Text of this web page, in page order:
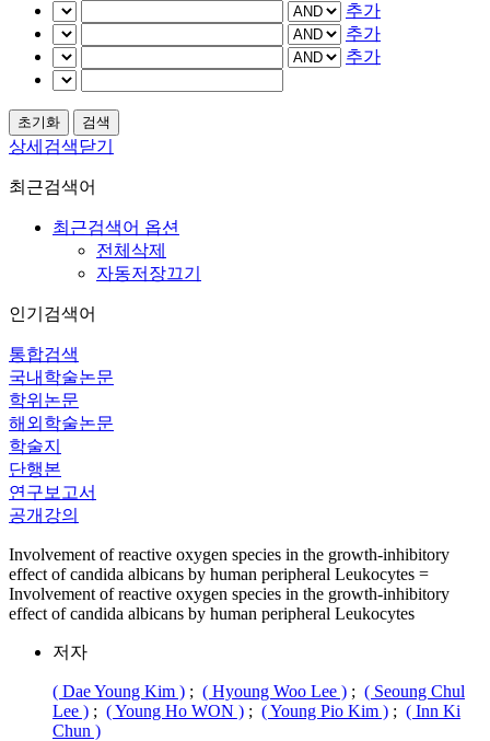
추가
추가
추가
상세검색닫기
최근검색어
최근검색어 옵션
전체삭제
자동저장끄기
인기검색어
통합검색
국내학술논문
학위논문
해외학술논문
학술지
단행본
연구보고서
공개강의
Involvement of reactive oxygen species in the growth-inhibitory
effect of candida albicans by human peripheral Leukocytes =
Involvement of reactive oxygen species in the growth-inhibitory
effect of candida albicans by human peripheral Leukocytes
저자
( Dae Young Kim ) ; ( Hyoung Woo Lee ) ; ( Seoung Chul
Lee ) ; ( Young Ho WON ) ; ( Young Pio Kim ) ; ( Inn Ki
Chun )